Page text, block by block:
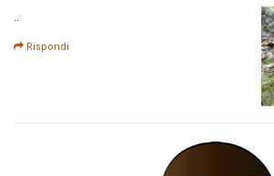
..
Rispondi